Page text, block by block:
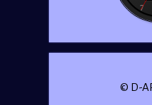
7
© D-